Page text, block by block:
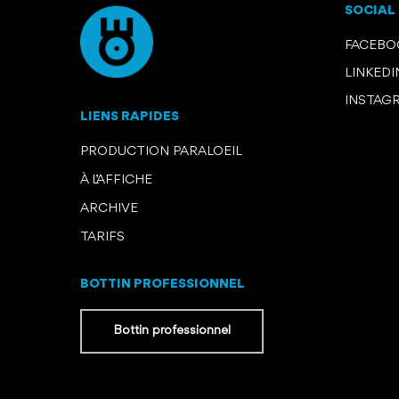
LIENS RAPIDES
PRODUCTION PARALOEIL
À L’AFFICHE
ARCHIVE
TARIFS
BOTTIN PROFESSIONNEL
Bottin professionnel
SOCIAL